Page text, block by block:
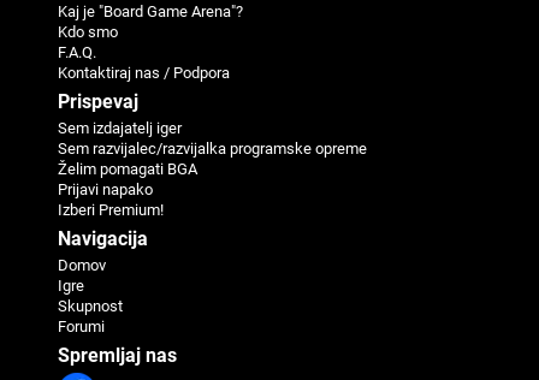
Kaj je "Board Game Arena"?
Kdo smo
F.A.Q.
Kontaktiraj nas / Podpora
Prispevaj
Sem izdajatelj iger
Sem razvijalec/razvijalka programske opreme
Želim pomagati BGA
Prijavi napako
Izberi Premium!
Navigacija
Domov
Igre
Skupnost
Forumi
Spremljaj nas